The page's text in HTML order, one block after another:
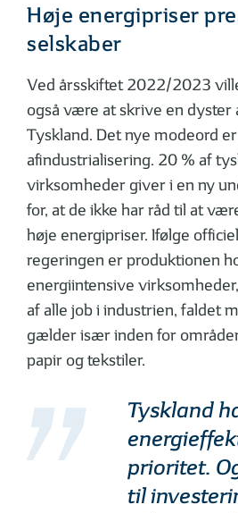
Høje energipriser
selskaber
Ved årsskiftet 2022/2023
også være at skrive en dyster
Tyskland. Det nye modeord
afindustrialisering. 20 % af
virksomheder giver i en ny
for, at de ikke har råd til at
høje energipriser. Ifølge
regeringen er produktionen
energiintensive
af alle job i industrien, faldet
gælder især inden for
papir og tekstiler.
Tyskland
prioritet.
til